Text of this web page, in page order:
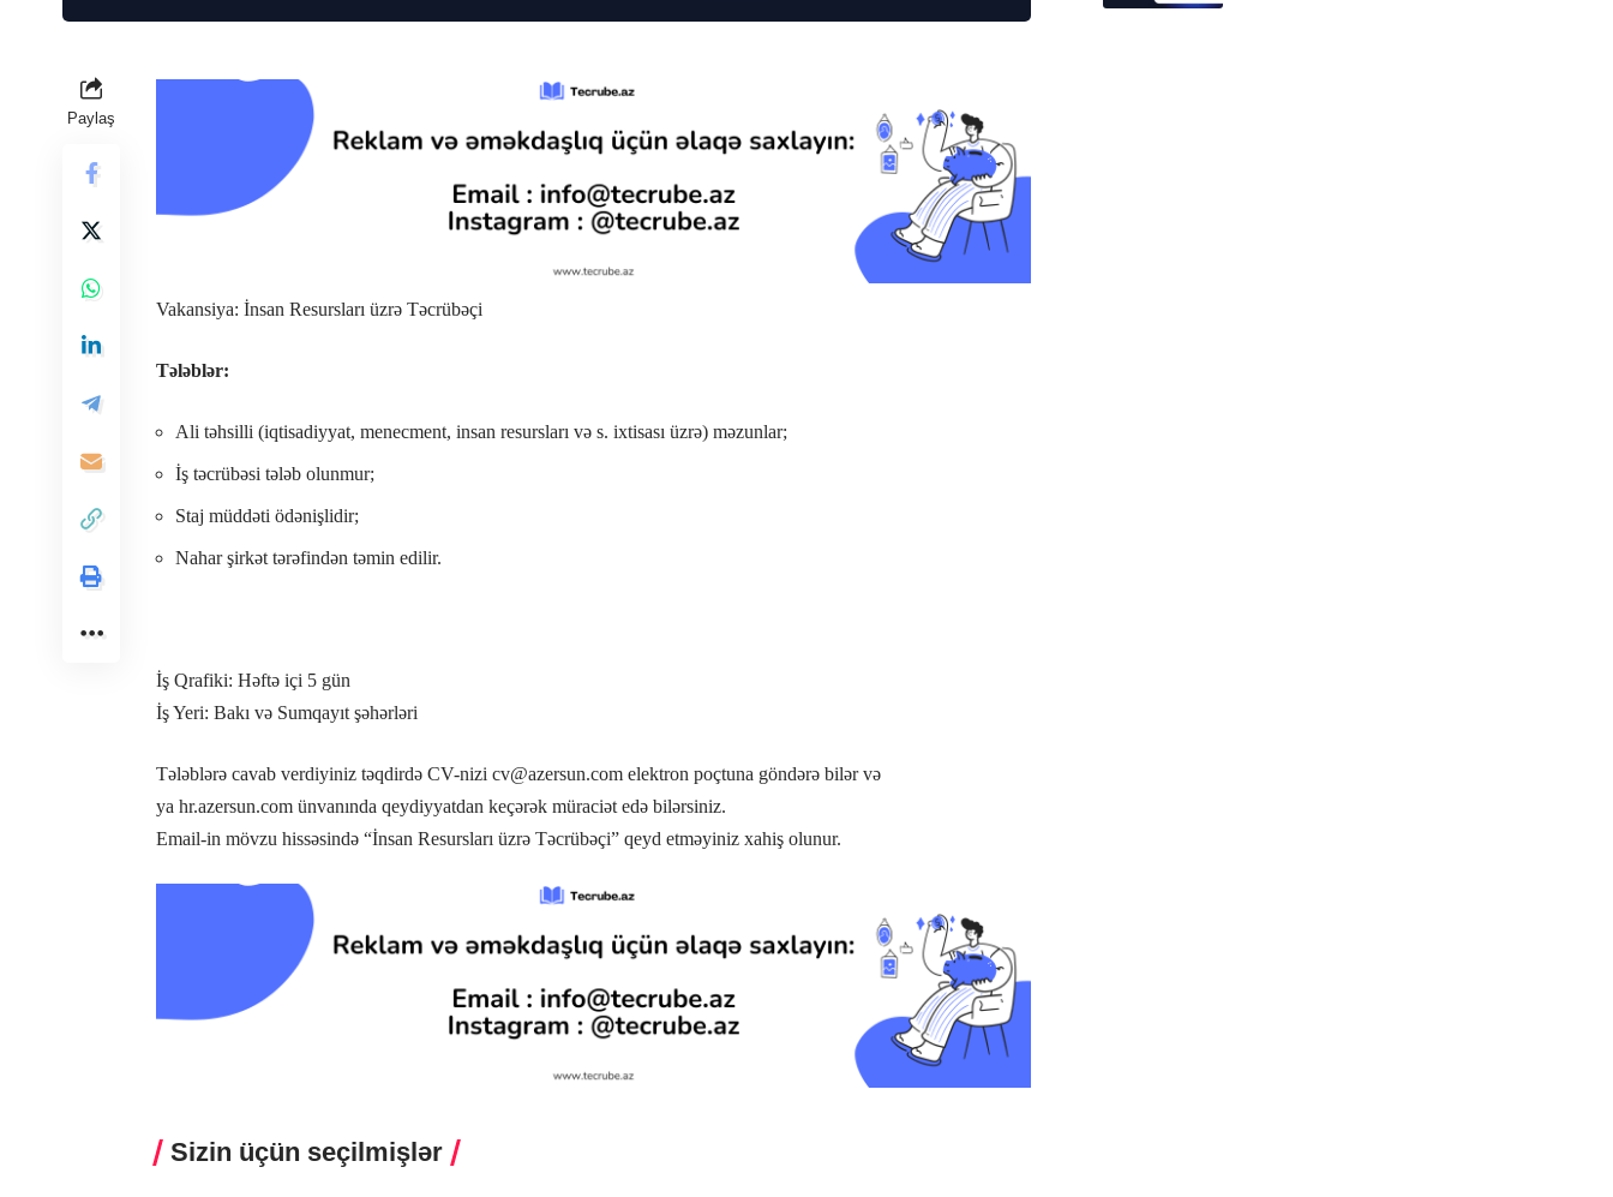
Paylaş
Vakansiya: İnsan Resursları üzrə Təcrübəçi
Tələblər:
Ali təhsilli (iqtisadiyyat, menecment, insan resursları və s. ixtisası üzrə) məzunlar;
İş təcrübəsi tələb olunmur;
Staj müddəti ödənişlidir;
Nahar şirkət tərəfindən təmin edilir.
İş Qrafiki: Həftə içi 5 gün
İş Yeri: Bakı və Sumqayıt şəhərləri
Tələblərə cavab verdiyiniz təqdirdə CV-nizi cv@azersun.com elektron poçtuna göndərə bilər və
ya hr.azersun.com ünvanında qeydiyyatdan keçərək müraciət edə bilərsiniz.
Email-in mövzu hissəsində “İnsan Resursları üzrə Təcrübəçi” qeyd etməyiniz xahiş olunur.
Sizin üçün seçilmişlər